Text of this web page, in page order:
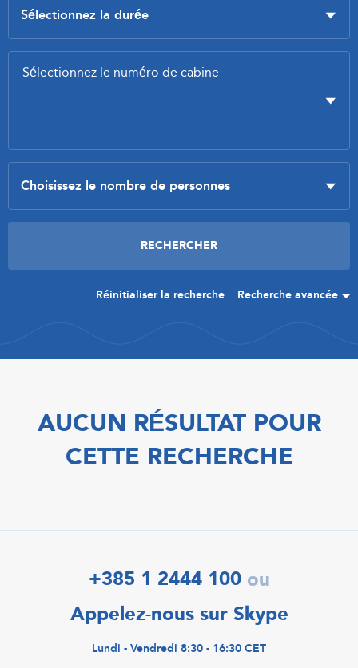
Réinitialiser la recherche Recherche avancée
AUCUN RÉSULTAT POUR
CETTE RECHERCHE
+385 1 2444 100 ou
Appelez-nous sur Skype
Lundi - Vendredi 8:30 - 16:30 CET